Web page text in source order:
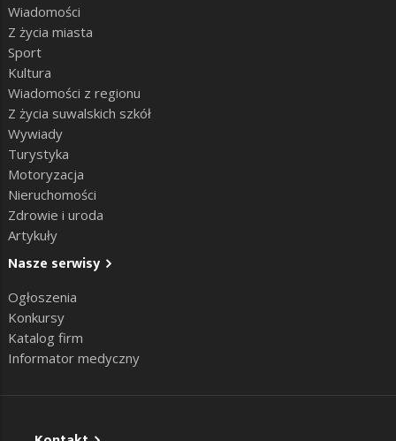
Wiadomości
Z życia miasta
Sport
Kultura
Wiadomości z regionu
Z życia suwalskich szkół
Wywiady
Turystyka
Motoryzacja
Nieruchomości
Zdrowie i uroda
Artykuły
Nasze serwisy
Ogłoszenia
Konkursy
Katalog firm
Informator medyczny